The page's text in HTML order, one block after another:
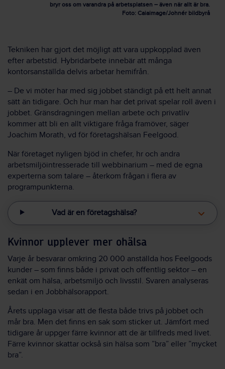
bryr oss om varandra på arbetsplatsen – även när allt är bra.
Foto: Caiaimage/Johnér bildbyrå
Tekniken har gjort det möjligt att vara uppkopplad även
efter arbetstid. Hybridarbete innebär att många
kontorsanställda delvis arbetar hemifrån.
– De vi möter har med sig jobbet ständigt på ett helt annat
sätt än tidigare. Och hur man har det privat spelar roll även i
jobbet. Gränsdragningen mellan arbete och privatliv
kommer att bli en allt viktigare fråga framöver, säger
Joachim Morath, vd för företagshälsan Feelgood.
När företaget nyligen bjöd in chefer, hr och andra
arbetsmiljöintresserade till webbinarium – med de egna
experterna som talare – återkom frågan i flera av
programpunkterna.
Vad är en företagshälsa?
Kvinnor upplever mer ohälsa
Varje år besvarar omkring 20 000 anställda hos Feelgoods
kunder – som finns både i privat och offentlig sektor – en
enkät om hälsa, arbetsmiljö och livsstil. Svaren analyseras
sedan i en Jobbhälsorapport.
Årets upplaga visar att de flesta både trivs på jobbet och
mår bra. Men det finns en sak som sticker ut. Jämfört med
tidigare år uppger färre kvinnor att de är tillfreds med livet.
Färre kvinnor skattar också sin hälsa som ”bra” eller ”mycket
bra”.